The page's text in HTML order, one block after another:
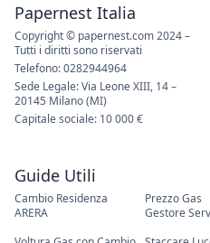
Guide Utili
Cambio Residenza Prezzo Gas
ARERA
Gestore
Papernest Italia
Copyright © papernest.com 2024 –
Tutti i diritti sono riservati
Telefono: 0282944964
Sede Legale: Via Leone XIII, 14 –
20145 Milano (MI)
Capitale sociale: 10 000 €